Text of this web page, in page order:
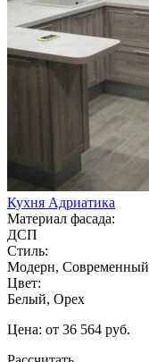
Кухня Адриатика
Материал фасада:
ДСП
Стиль:
Модерн, Современный
Цвет:
Белый, Орех
Цена: от 36 564 руб.